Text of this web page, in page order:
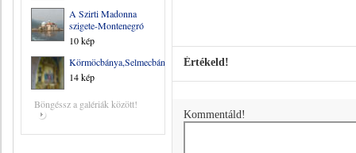
A Szirti Madonna
szigete-Montenegró
10 kép
Körmöcbánya,Selmecbánya
14 kép
Böngéssz a galériák között!
Értékeld!
Kommentáld!